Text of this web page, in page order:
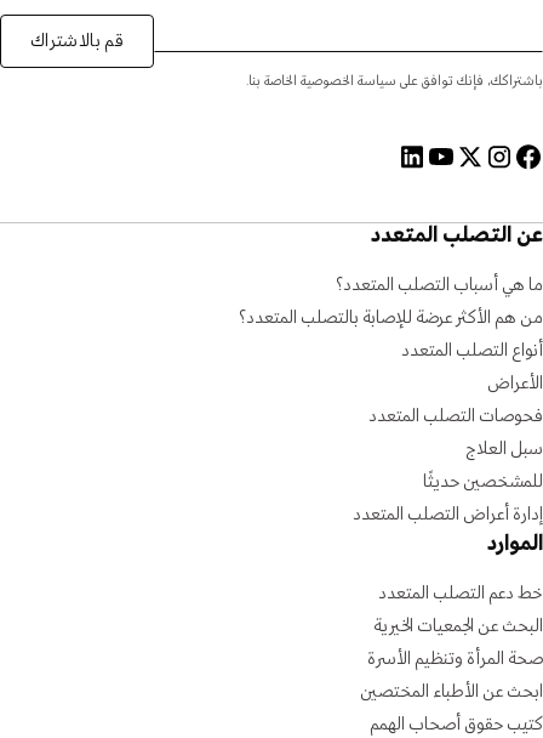
باشتراكك، فإنك توافق على سياسة الخصوصية الخاصة بنا.
قم بالاشتراك
عن التصلب المتعدد
ما هي أسباب التصلب المتعدد؟
من هم الأكثر عرضة للإصابة بالتصلب المتعدد؟
أنواع التصلب المتعدد
الأعراض
فحوصات التصلب المتعدد
سبل العلاج
للمشخصين حديثًا
إدارة أعراض التصلب المتعدد
الموارد
خط دعم التصلب المتعدد
البحث عن الجمعيات الخيرية
صحة المرأة وتنظيم الأسرة
ابحث عن الأطباء المختصين
كتيب حقوق أصحاب الهمم